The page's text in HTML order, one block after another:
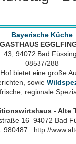
Bayerische Küche
43, 94072 Bad
08537/288
bietet eine große
sowie
regionale
- Alte
16 94072 Bad
980487 http://